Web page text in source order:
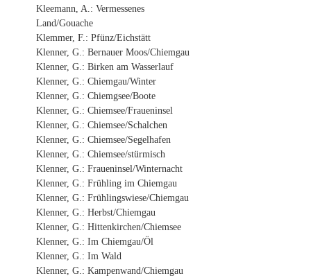
Kleemann, A.: Vermessenes
Land/Gouache
Klemmer, F.: Pfünz/Eichstätt
Klenner, G.: Bernauer Moos/Chiemgau
Klenner, G.: Birken am Wasserlauf
Klenner, G.: Chiemgau/Winter
Klenner, G.: Chiemgsee/Boote
Klenner, G.: Chiemsee/Fraueninsel
Klenner, G.: Chiemsee/Schalchen
Klenner, G.: Chiemsee/Segelhafen
Klenner, G.: Chiemsee/stürmisch
Klenner, G.: Fraueninsel/Winternacht
Klenner, G.: Frühling im Chiemgau
Klenner, G.: Frühlingswiese/Chiemgau
Klenner, G.: Herbst/Chiemgau
Klenner, G.: Hittenkirchen/Chiemsee
Klenner, G.: Im Chiemgau/Öl
Klenner, G.: Im Wald
Klenner, G.: Kampenwand/Chiemgau